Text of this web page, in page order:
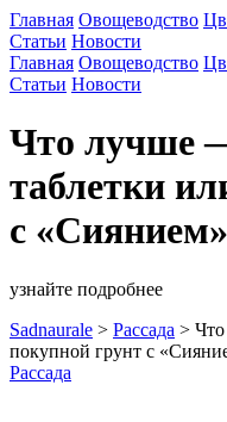
Главная Овощеводство
Статьи Новости
Главная Овощеводство
Статьи Новости
Что лучше
таблетки
с
узнайте подробнее
Sadnaurale > Рассада >
покупной грунт с
Рассада